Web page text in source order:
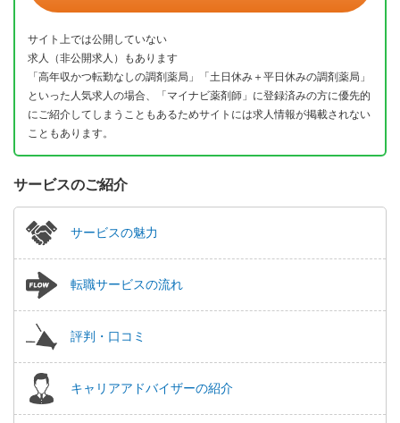
サイト上では公開していない
求人（非公開求人）もあります
「高年収かつ転勤なしの調剤薬局」「土日休み＋平日休みの調剤薬局」
といった人気求人の場合、「マイナビ薬剤師」に登録済みの方に優先的
にご紹介してしまうこともあるためサイトには求人情報が掲載されない
こともあります。
サービスのご紹介
サービスの魅力
転職サービスの流れ
評判・口コミ
キャリアアドバイザーの紹介